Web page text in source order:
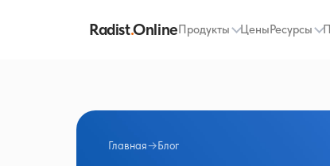
Radist.OnlineПродукты ЦеныРесурсы
Главная→Блог